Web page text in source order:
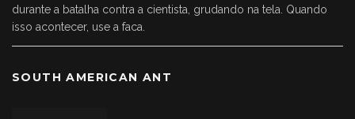
durante a batalha contra a cientista, grudando na tela. Quando
isso acontecer, use a faca.
SOUTH AMERICAN ANT